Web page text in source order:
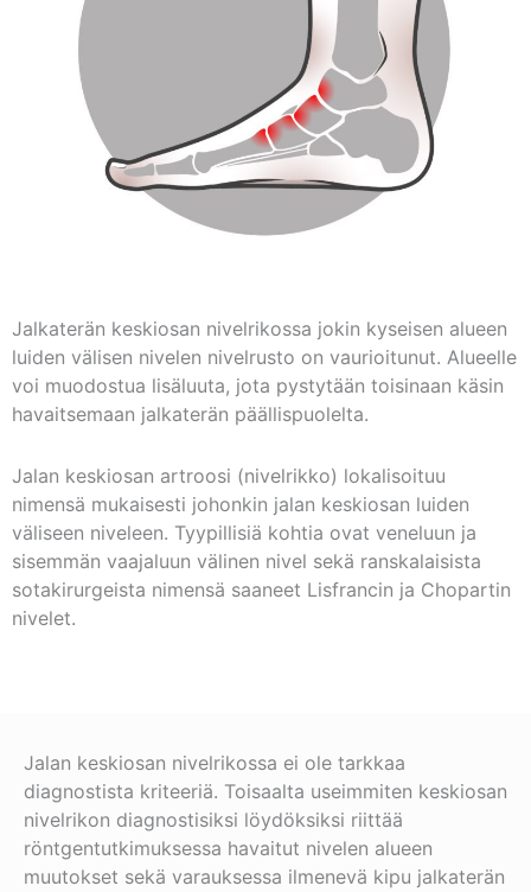
Jalkaterän keskiosan nivelrikossa jokin kyseisen alueen
luiden välisen nivelen nivelrusto on vaurioitunut. Alueelle
voi muodostua lisäluuta, jota pystytään toisinaan käsin
havaitsemaan jalkaterän päällispuolelta.
Jalan keskiosan artroosi (nivelrikko) lokalisoituu
nimensä mukaisesti johonkin jalan keskiosan luiden
väliseen niveleen. Tyypillisiä kohtia ovat veneluun ja
sisemmän vaajaluun välinen nivel sekä ranskalaisista
sotakirurgeista nimensä saaneet Lisfrancin ja Chopartin
nivelet.
Jalan keskiosan nivelrikossa ei ole tarkkaa
diagnostista kriteeriä. Toisaalta useimmiten keskiosan
nivelrikon diagnostisiksi löydöksiksi riittää
röntgentutkimuksessa havaitut nivelen alueen
muutokset sekä varauksessa ilmenevä kipu jalkaterän